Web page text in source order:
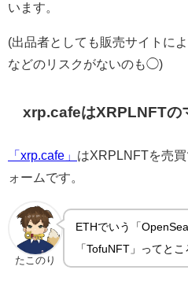
います。
(出品者としても販売サイトに
などのリスクがないのも◯)
xrp.cafeはXRPLNFTの
「xrp.cafe」 はXRPLNFTを売
ォームです。
たこのり
ETHでいう「
「TofuNFT」ってとこ